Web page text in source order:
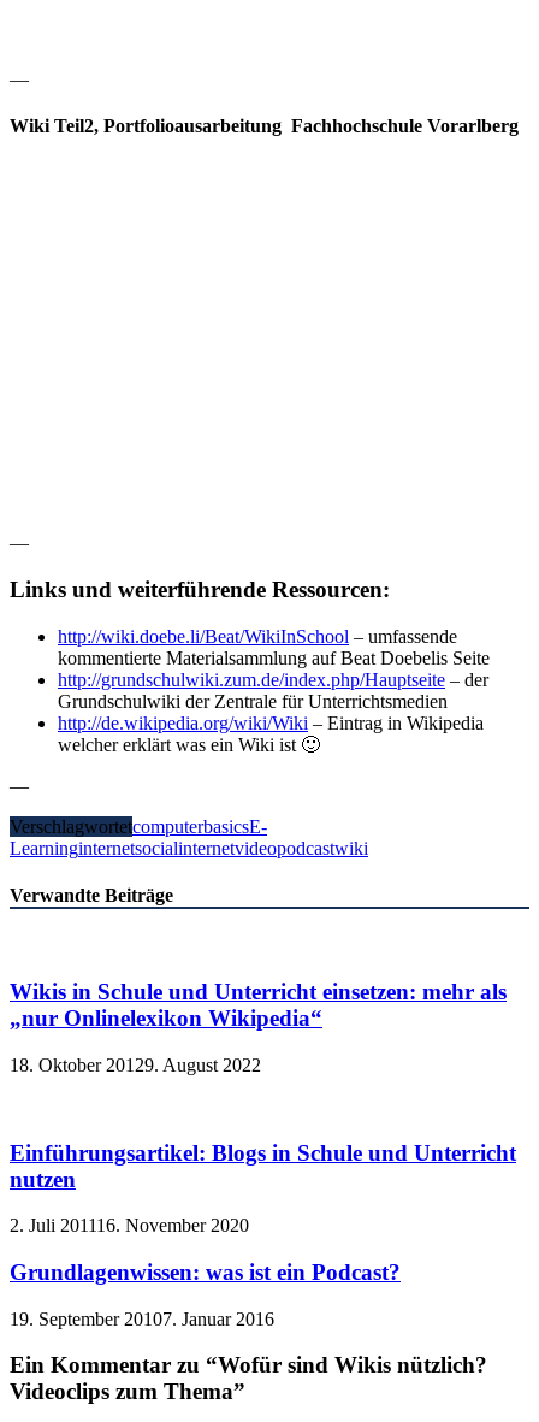
—
Wiki Teil2, Portfolioausarbeitung Fachhochschule Vorarlberg
—
Links und weiterführende Ressourcen:
http://wiki.doebe.li/Beat/WikiInSchool – umfassende
kommentierte Materialsammlung auf Beat Doebelis Seite
http://grundschulwiki.zum.de/index.php/Hauptseite – der
Grundschulwiki der Zentrale für Unterrichtsmedien
http://de.wikipedia.org/wiki/Wiki – Eintrag in Wikipedia
welcher erklärt was ein Wiki ist 🙂
—
VerschlagwortetcomputerbasicsE-
Learninginternetsocialinternetvideopodcastwiki
Verwandte Beiträge
Wikis in Schule und Unterricht einsetzen: mehr als
„nur Onlinelexikon Wikipedia“
18. Oktober 20129. August 2022
Einführungsartikel: Blogs in Schule und Unterricht
nutzen
2. Juli 201116. November 2020
Grundlagenwissen: was ist ein Podcast?
19. September 20107. Januar 2016
Ein Kommentar zu “Wofür sind Wikis nützlich?
Videoclips zum Thema”